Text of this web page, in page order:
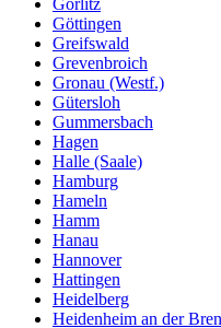
Görlitz
Göttingen
Greifswald
Grevenbroich
Gronau (Westf.)
Gütersloh
Gummersbach
Hagen
Halle (Saale)
Hamburg
Hameln
Hamm
Hanau
Hannover
Hattingen
Heidelberg
Heidenheim an der